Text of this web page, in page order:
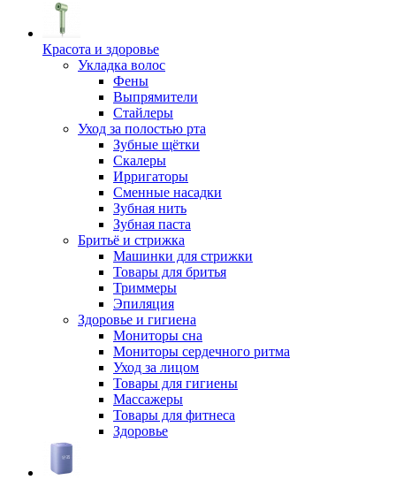
Красота и здоровье
Укладка волос
Фены
Выпрямители
Стайлеры
Уход за полостью рта
Зубные щётки
Скалеры
Ирригаторы
Сменные насадки
Зубная нить
Зубная паста
Бритьё и стрижка
Машинки для стрижки
Товары для бритья
Триммеры
Эпиляция
Здоровье и гигиена
Мониторы сна
Мониторы сердечного ритма
Уход за лицом
Товары для гигиены
Массажеры
Товары для фитнеса
Здоровье